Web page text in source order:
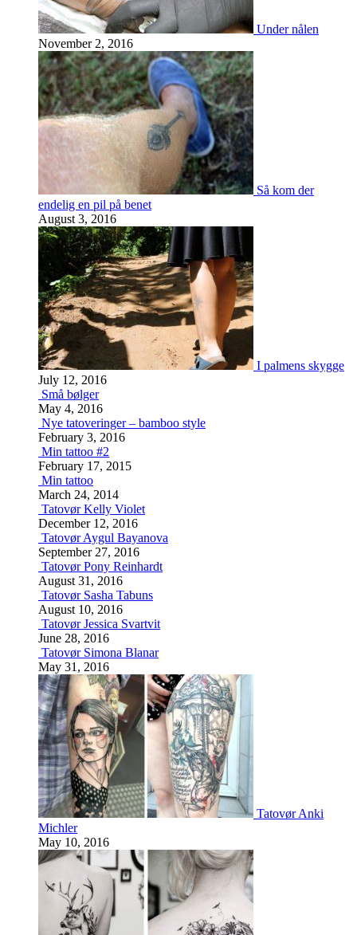
Under nålen
November 2, 2016
Så kom der
endelig en pil på benet
August 3, 2016
I palmens skygge
July 12, 2016
Små bølger
May 4, 2016
Nye tatoveringer – bamboo style
February 3, 2016
Min tattoo #2
February 17, 2015
Min tattoo
March 24, 2014
Tatovør Kelly Violet
December 12, 2016
Tatovør Aygul Bayanova
September 27, 2016
Tatovør Pony Reinhardt
August 31, 2016
Tatovør Sasha Tabuns
August 10, 2016
Tatovør Jessica Svartvit
June 28, 2016
Tatovør Simona Blanar
May 31, 2016
Tatovør Anki
Michler
May 10, 2016